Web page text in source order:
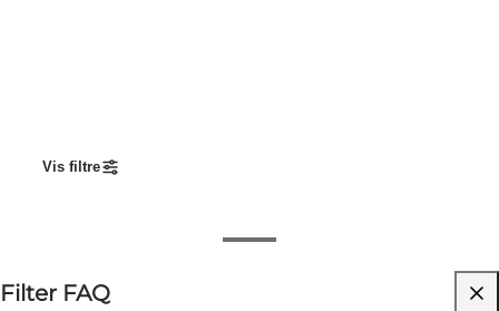
Vis filtre
Filter FAQHvor kan jeg finde overnatning i